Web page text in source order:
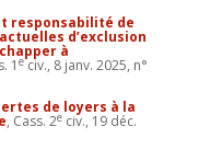
responsabilité de
d’exclusion
à
1 eciv., 8 janv. 2025, n°
de loyers à la
, Cass. 2eciv., 19 déc.